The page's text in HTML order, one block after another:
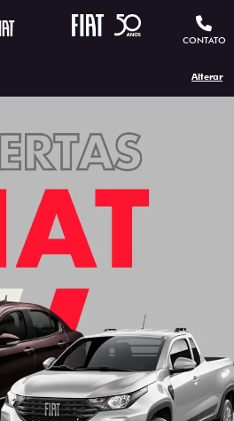
CONTATO
Alterar